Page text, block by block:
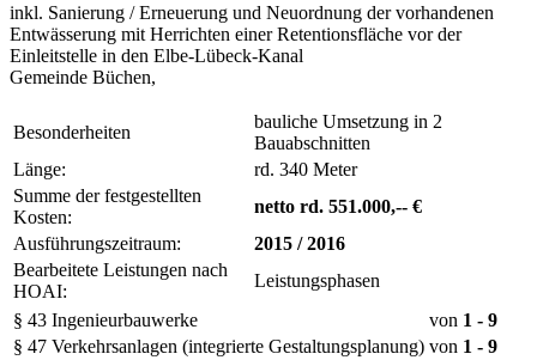
inkl. Sanierung / Erneuerung und Neuordnung der vorhandenen
Entwässerung mit Herrichten einer Retentionsfläche vor der
Einleitstelle in den Elbe-Lübeck-Kanal
Gemeinde Büchen,
Besonderheiten
bauliche Umsetzung in 2
Bauabschnitten
Länge:
rd. 340 Meter
Summe der festgestellten
Kosten:
netto rd. 551.000,-- €
Ausführungszeitraum:
2015 / 2016
Bearbeitete Leistungen nach
HOAI:
Leistungsphasen
§ 43 Ingenieurbauwerke
von 1 - 9
§ 47 Verkehrsanlagen (integrierte Gestaltungsplanung) von 1 - 9